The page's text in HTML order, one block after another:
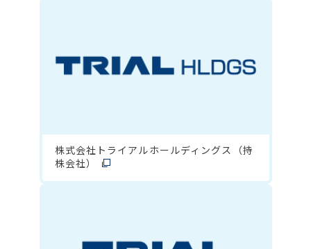
株式会社トライアルホールディングス（持
株会社）